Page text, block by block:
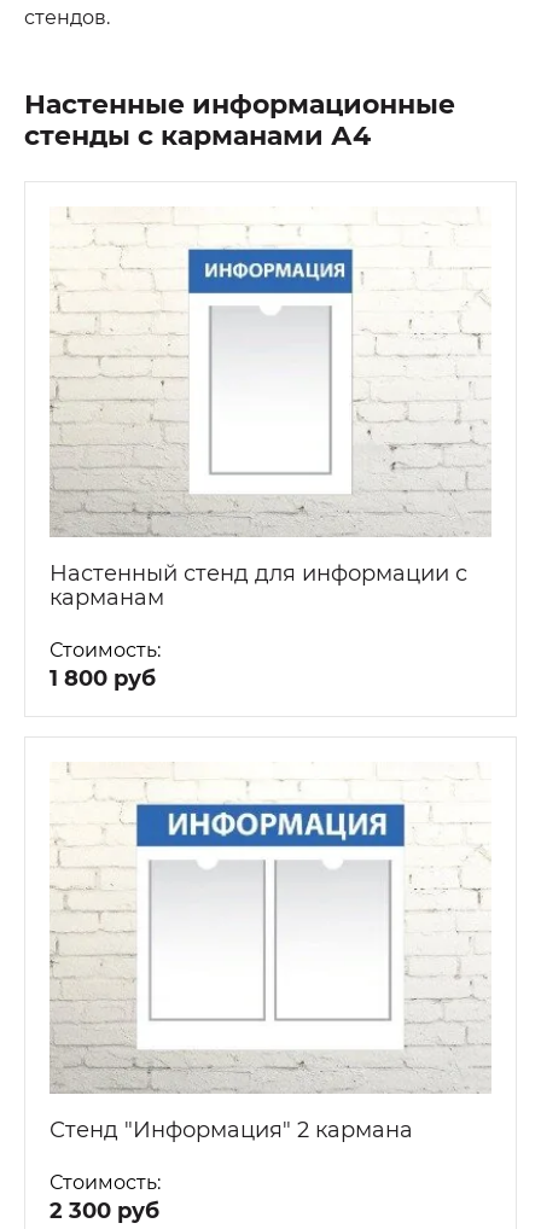
стендов.
Настенные информационные
стенды с карманами А4
Настенный стенд для информации с
карманам
Стоимость:
1 800 руб
Стенд "Информация" 2 кармана
Стоимость:
2 300 руб